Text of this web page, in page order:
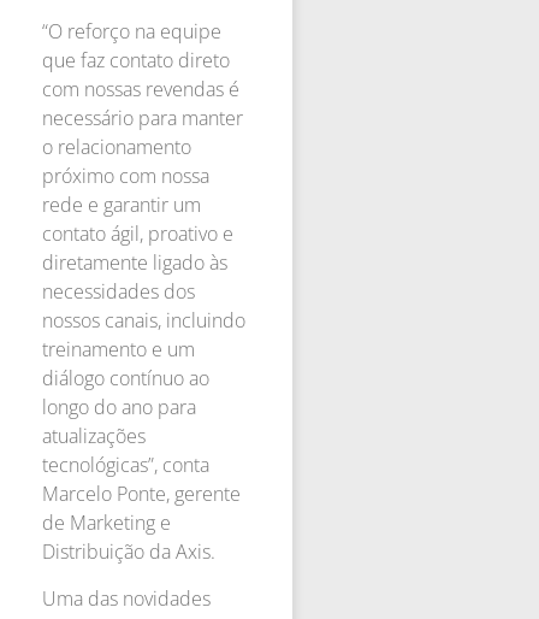
“O reforço na equipe
que faz contato direto
com nossas revendas é
necessário para manter
o relacionamento
próximo com nossa
rede e garantir um
contato ágil, proativo e
diretamente ligado às
necessidades dos
nossos canais, incluindo
treinamento e um
diálogo contínuo ao
longo do ano para
atualizações
tecnológicas”, conta
Marcelo Ponte, gerente
de Marketing e
Distribuição da Axis.
Uma das novidades